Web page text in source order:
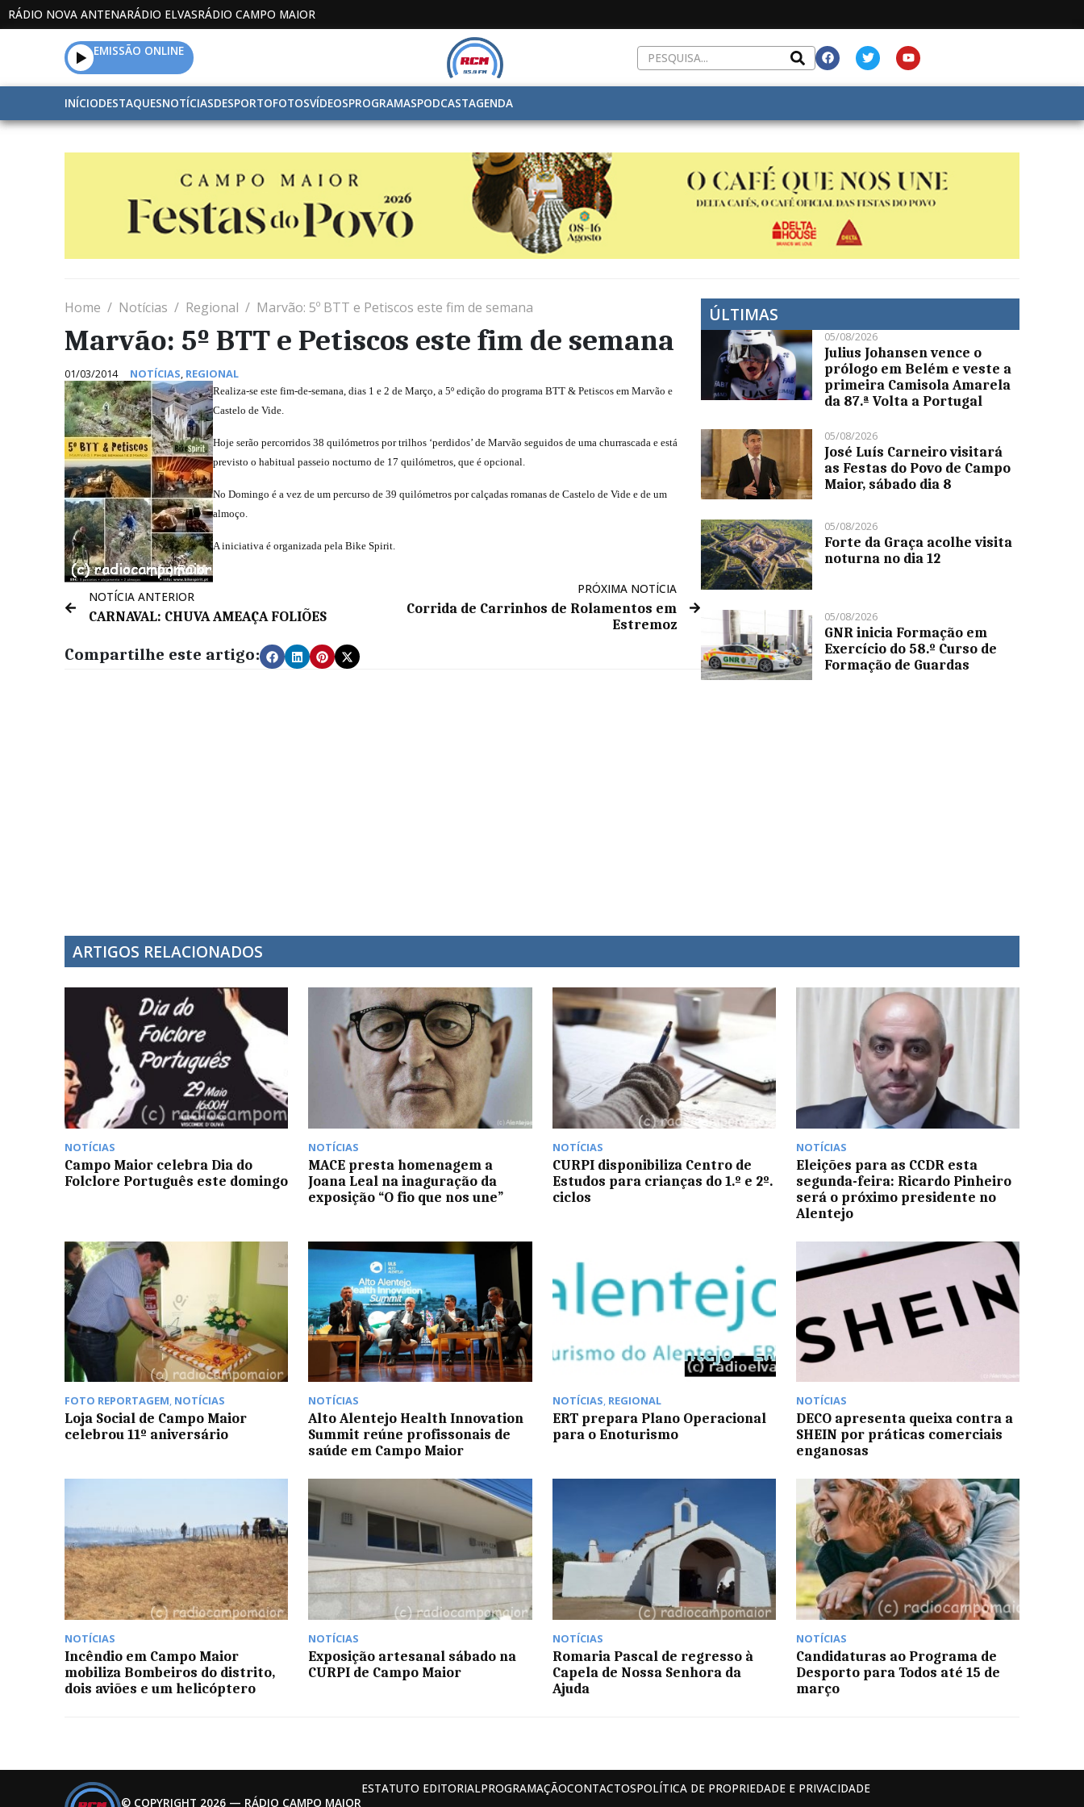
RÁDIO NOVA ANTENARÁDIO ELVASRÁDIO CAMPO MAIOR
EMISSÃO ONLINE
INÍCIODESTAQUESNOTÍCIASDESPORTOFOTOSVÍDEOSPROGRAMASPODCASTAGENDA
Home Notícias Regional Marvão: 5º BTT e Petiscos este fim de semana
Marvão: 5º BTT e Petiscos este fim de semana
01/03/2014 NOTÍCIAS, REGIONAL
Realiza-se este fim-de-semana, dias 1 e 2 de Março, a 5º edição do programa BTT & Petiscos em Marvão e
Castelo de Vide.
Hoje serão percorridos 38 quilómetros por trilhos ‘perdidos’ de Marvão seguidos de uma churrascada e está
previsto o habitual passeio nocturno de 17 quilómetros, que é opcional.
No Domingo é a vez de um percurso de 39 quilómetros por calçadas romanas de Castelo de Vide e de um
almoço.
A iniciativa é organizada pela Bike Spirit.
NOTÍCIA ANTERIOR
CARNAVAL: CHUVA AMEAÇA FOLIÕES
PRÓXIMA NOTÍCIA
Corrida de Carrinhos de Rolamentos em
Estremoz
Compartilhe este artigo:
ÚLTIMAS
05/08/2026
Julius Johansen vence o
prólogo em Belém e veste a
primeira Camisola Amarela
da 87.ª Volta a Portugal
05/08/2026
José Luís Carneiro visitará
as Festas do Povo de Campo
Maior, sábado dia 8
05/08/2026
Forte da Graça acolhe visita
noturna no dia 12
05/08/2026
GNR inicia Formação em
Exercício do 58.º Curso de
Formação de Guardas
ARTIGOS RELACIONADOS
NOTÍCIAS
Campo Maior celebra Dia do
Folclore Português este domingo
NOTÍCIAS
MACE presta homenagem a
Joana Leal na inaguração da
exposição “O fio que nos une”
NOTÍCIAS
CURPI disponibiliza Centro de
Estudos para crianças do 1.º e 2º.
ciclos
NOTÍCIAS
Eleições para as CCDR esta
segunda-feira: Ricardo Pinheiro
será o próximo presidente no
Alentejo
FOTO REPORTAGEM, NOTÍCIAS
Loja Social de Campo Maior
celebrou 11º aniversário
NOTÍCIAS
Alto Alentejo Health Innovation
Summit reúne profissonais de
saúde em Campo Maior
NOTÍCIAS, REGIONAL
ERT prepara Plano Operacional
para o Enoturismo
NOTÍCIAS
DECO apresenta queixa contra a
SHEIN por práticas comerciais
enganosas
NOTÍCIAS
Incêndio em Campo Maior
mobiliza Bombeiros do distrito,
dois aviões e um helicóptero
NOTÍCIAS
Exposição artesanal sábado na
CURPI de Campo Maior
NOTÍCIAS
Romaria Pascal de regresso à
Capela de Nossa Senhora da
Ajuda
NOTÍCIAS
Candidaturas ao Programa de
Desporto para Todos até 15 de
março
© COPYRIGHT 2026 — RÁDIO CAMPO MAIOR
ESTATUTO EDITORIALPROGRAMAÇÃOCONTACTOSPOLÍTICA DE PROPRIEDADE E PRIVACIDADE